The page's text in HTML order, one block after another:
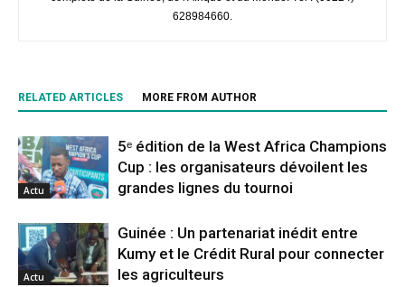
628984660.
RELATED ARTICLES MORE FROM AUTHOR
Actu
5ᵉ édition de la West Africa Champions
Cup : les organisateurs dévoilent les
grandes lignes du tournoi
Actu
Guinée : Un partenariat inédit entre
Kumy et le Crédit Rural pour connecter
les agriculteurs